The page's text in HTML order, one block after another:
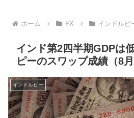
ホーム FX インドルピ
インド第2四半期GDP
ピーのスワップ成績（8月
インドルピー